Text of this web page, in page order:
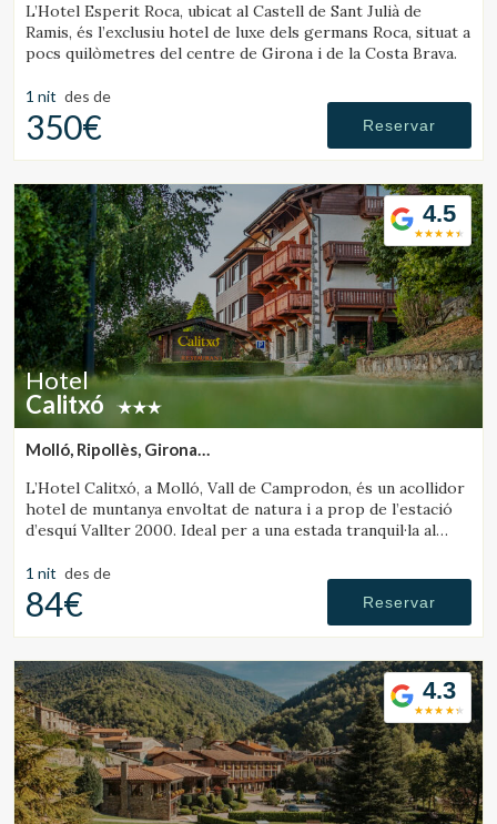
L’Hotel Esperit Roca, ubicat al Castell de Sant Julià de
Ramis, és l’exclusiu hotel de luxe dels germans Roca, situat a
pocs quilòmetres del centre de Girona i de la Costa Brava.
1 nit des de
350€ Reservar
4.5
Hotel
Calitxó
Molló, Ripollès, Girona
L’Hotel Calitxó, a Molló, Vall de Camprodon, és un acollidor
hotel de muntanya envoltat de natura i a prop de l’estació
d’esquí Vallter 2000. Ideal per a una estada tranquil·la al
1 nit des de
84€ Reservar
4.3